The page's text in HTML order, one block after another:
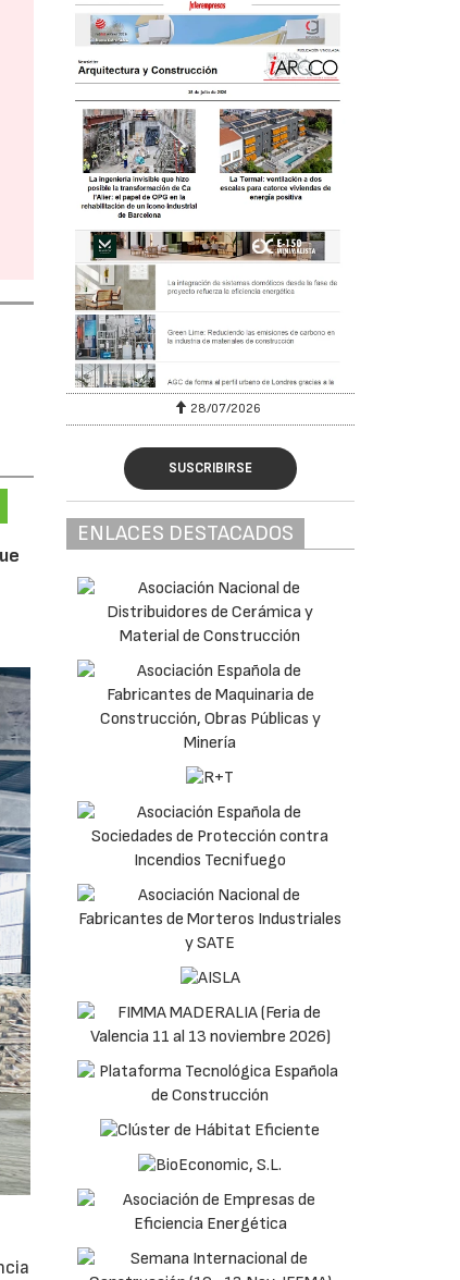
28/07/2026
SUSCRIBIRSE
ENLACES DESTACADOS